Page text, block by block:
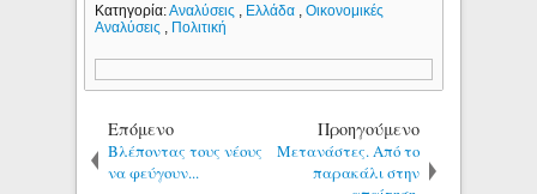
Κατηγορία:Αναλύσεις , Ελλάδα ,Οικονομικές
Αναλύσεις , Πολιτική
Επόμενο
Βλέποντας τους νέους
να φεύγουν...
Προηγούμενο
Μετανάστες. Από το
παρακάλι στην